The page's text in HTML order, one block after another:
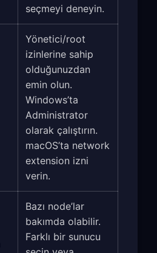
seçmeyi deneyin.
Yönetici/root
izinlerine sahip
olduğunuzdan
emin olun.
Windows’ta
Administrator
olarak çalıştırın.
macOS’ta network
extension izni
verin.
Bazı node’lar
bakımda olabilir.
Farklı bir sunucu